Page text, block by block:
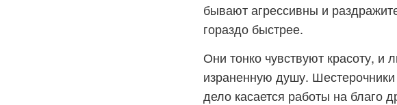
бывают агрессивны и
гораздо быстрее.
Они тонко чувствуют красоту,
израненную душу.
дело касается работы на благо